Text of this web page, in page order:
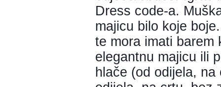
Dress code-a.
majicu bilo koje
te mora imati barem
elegantnu majicu ili
hlače (od odijela,